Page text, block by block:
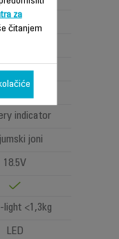
240 V
< 1 W
indicator
joni
18.5V
light <1,3kg
LED
za
čitanjem